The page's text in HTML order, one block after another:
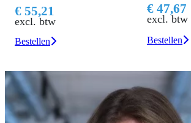
€ 55,21
excl. btw
Bestellen
€ 47,67
excl. btw
Bestellen